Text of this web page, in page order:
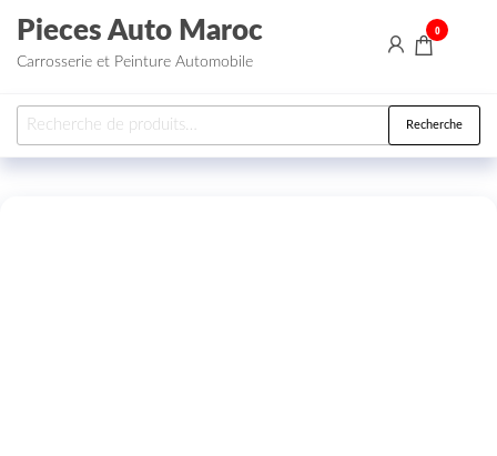
Aller au contenu
Pieces Auto Maroc
Carrosserie et Peinture Automobile
0
Recherche pour : Recherche